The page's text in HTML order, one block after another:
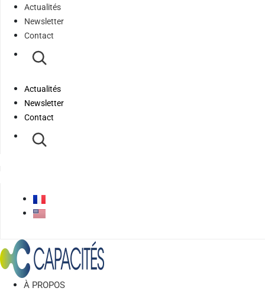
Actualités
Newsletter
Contact
Actualités
Newsletter
Contact
À PROPOS